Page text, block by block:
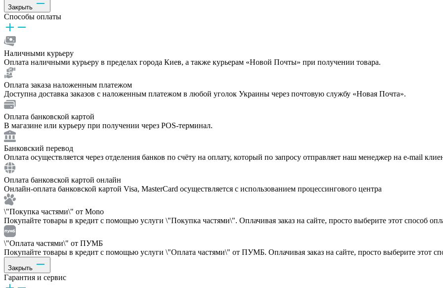
Закрыть
Способы оплаты
Наличными курьеру
Оплата наличными курьеру в пределах города Киев, а также курьерам «Новой Почты» при получении товара.
Оплата заказа наложенным платежом
Доступна доставка заказов с наложенным платежом в любой уголок Украины через почтовую службу «Новая Почта».
Оплата банковской картой
В магазине или курьеру при получении через POS-терминал.
Банковский перевод
Оплата осуществляется через отделения банков по счёту на оплату, который по запросу отправляет наш менеджер на e-mail
Оплата банковской картой онлайн
Онлайн-оплата банковской картой Visa, MasterCard осуществляется с использованием процессингового центра
\"Покупка частями\" от Mono
Покупайте товары в кредит с помощью услуги \"Покупка частями\". Оплачивая заказ на сайте, просто выберите этот способ
\"Оплата частями\" от ПУМБ
Покупайте товары в кредит с помощью услуги \"Оплата частями\" от ПУМБ. Оплачивая заказ на сайте, просто выберите этот
Закрыть
Гарантия и сервис